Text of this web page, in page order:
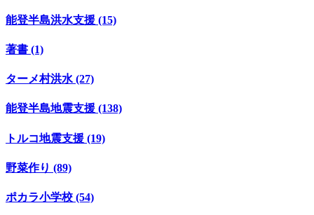
能登半島洪水支援 (15)
著書 (1)
ターメ村洪水 (27)
能登半島地震支援 (138)
トルコ地震支援 (19)
野菜作り (89)
ポカラ小学校 (54)